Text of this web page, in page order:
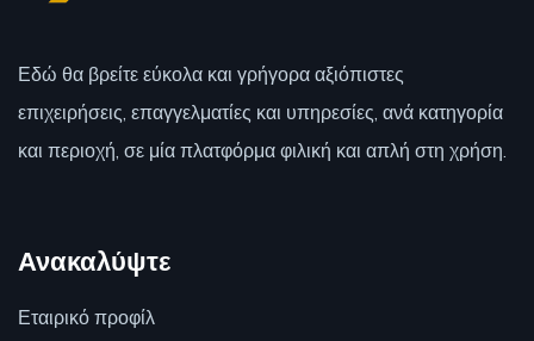
Εδώ θα βρείτε εύκολα και γρήγορα αξιόπιστες
επιχειρήσεις, επαγγελματίες και υπηρεσίες, ανά κατηγορία
και περιοχή, σε μία πλατφόρμα φιλική και απλή στη χρήση.
Ανακαλύψτε
Εταιρικό προφίλ